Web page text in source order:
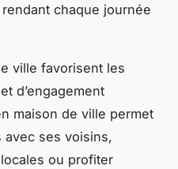
chaque journée
ville favorisent les
et d’engagement
maison de ville permet
ses voisins,
ou profiter